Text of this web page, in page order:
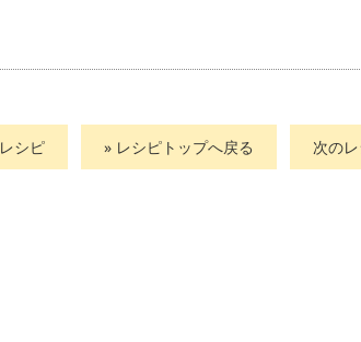
シピ » レシピトップへ戻る 次の